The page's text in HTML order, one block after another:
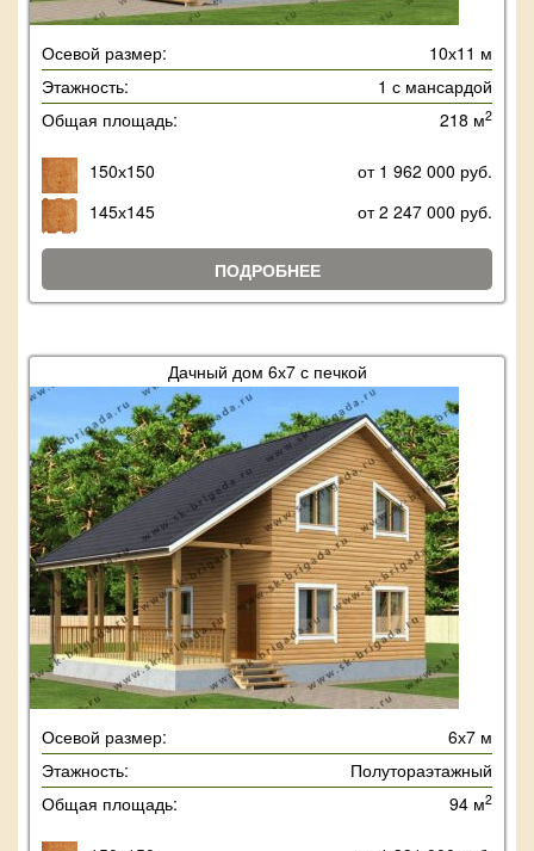
Осевой размер:
10х11 м
Этажность:
1 с мансардой
Общая площадь:
218 м2
150х150
от 1 962 000 руб.
145х145
от 2 247 000 руб.
ПОДРОБНЕЕ
Дачный дом 6х7 с печкой
Осевой размер:
6х7 м
Этажность:
Полутораэтажный
Общая площадь:
94 м2